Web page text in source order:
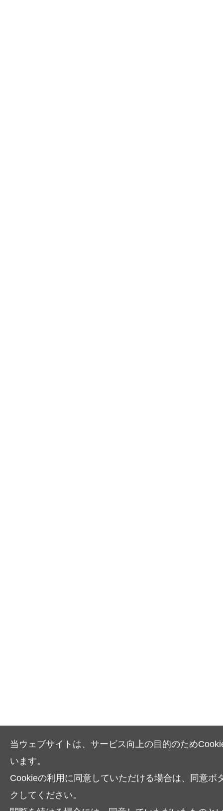
当ウェブサイトは、サービス向上の目的のため
います。
Cookieの利用に同意していただける場合は、同意ボ
クしてください。